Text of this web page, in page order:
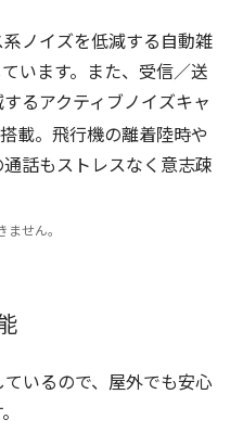
ノイズを低減する自動雑
います。また、受信／送
るアクティブノイズキャ
載。飛行機の離着陸時や
話もストレスなく意志疎
せん。
いるので、屋外でも安心